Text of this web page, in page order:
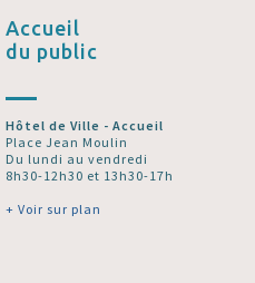
Accueil
du public
Hôtel de Ville - Accueil
Place Jean Moulin
Du lundi au vendredi
8h30-12h30 et 13h30-17h
+ Voir sur plan